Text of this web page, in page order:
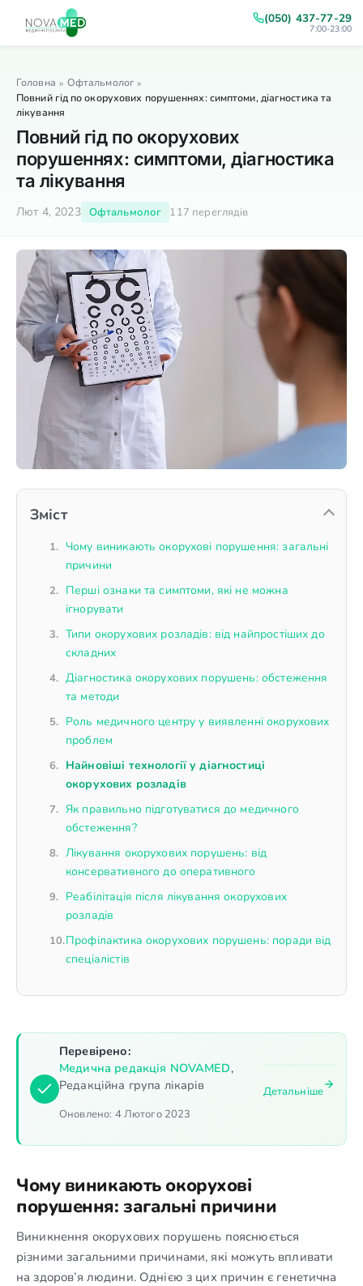
(050) 437-77-29
7:00-23:00
Головна » Офтальмолог »
Повний гід по окорухових порушеннях: симптоми, діагностика та
лікування
Повний гід по окорухових
порушеннях: симптоми, діагностика
та лікування
Лют 4, 2023 Офтальмолог 117 переглядів
Зміст
Чому виникають окорухові порушення: загальні
причини
Перші ознаки та симптоми, які не можна
ігнорувати
Типи окорухових розладів: від найпростіших до
складних
Діагностика окорухових порушень: обстеження
та методи
Роль медичного центру у виявленні окорухових
проблем
Найновіші технології у діагностиці
окорухових розладів
Як правильно підготуватися до медичного
обстеження?
Лікування окорухових порушень: від
консервативного до оперативного
Реабілітація після лікування окорухових
розладів
Профілактика окорухових порушень: поради від
спеціалістів
Перевірено:
Медична редакція NOVAMED,
Редакційна група лікарів
Оновлено: 4 Лютого 2023
Детальніше
Чому виникають окорухові
порушення: загальні причини
Виникнення окорухових порушень пояснюється
різними загальними причинами, які можуть впливати
на здоров’я людини. Однією з цих причин є генетична